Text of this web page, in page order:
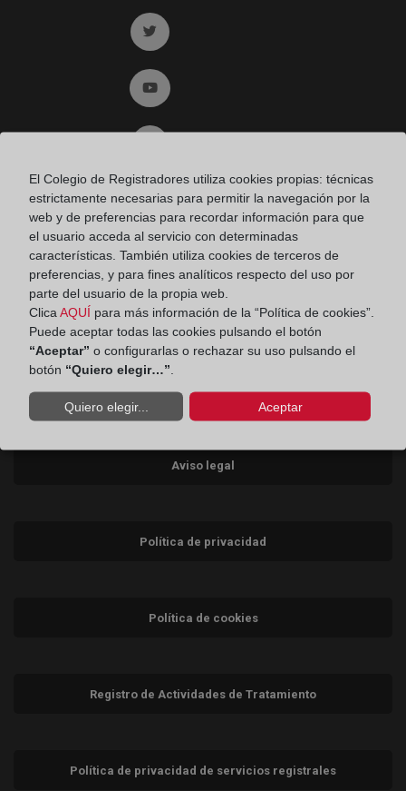
Ir a twitter (abre en ventana nueva)
Ir a YouTube (abre en ventana nueva)
Ir a Linkedin (abre en ventana nueva)
Ir al Blog (abre en ventana nueva)
Ir a Instagram (abre en ventana nueva)
Consumidores
Teléfono:900 10 11 41
Aviso legal
Política de privacidad
Política de cookies
Registro de Actividades de Tratamiento
Política de privacidad de servicios registrales
El Colegio de Registradores utiliza cookies propias: técnicas
estrictamente necesarias para permitir la navegación por la
web y de preferencias para recordar información para que
el usuario acceda al servicio con determinadas
características. También utiliza cookies de terceros de
preferencias, y para fines analíticos respecto del uso por
parte del usuario de la propia web.
Clica AQUÍ para más información de la “Política de cookies”.
Puede aceptar todas las cookies pulsando el botón
“Aceptar” o configurarlas o rechazar su uso pulsando el
botón “Quiero elegir…”
Quiero elegir... Aceptar